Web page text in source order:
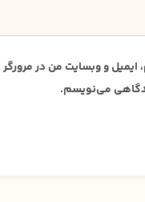
ایمیل و وبسایت من در مرورگر
می‌نویسم.